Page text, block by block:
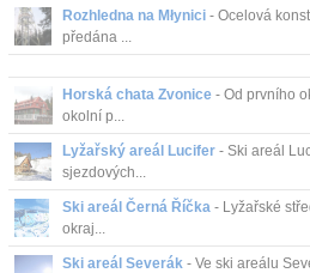
Rozhledna na Młynici - Ocelová
předána ...
Horská chata Zvonice - Od prvního
okolní p...
Lyžařský areál Lucifer - Ski areál
sjezdových...
Ski areál Černá Říčka - Lyžařské
okraj...
Ski areál Severák - Ve ski areálu